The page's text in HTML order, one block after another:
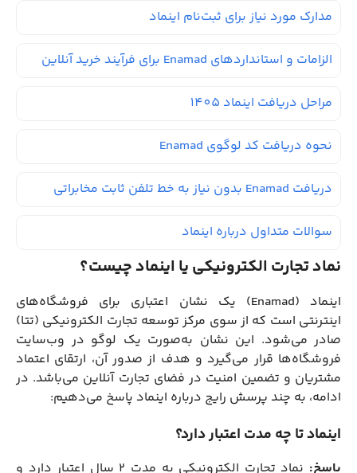
مدارک مورد نیاز برای ثبت‌نام اینماد
الزامات و استانداردهای Enamad برای فرآیند خرید آنلاین
مراحل دریافت اینماد 1405
نحوه دریافت کد لوگوی Enamad
دریافت Enamad بدون نیاز به خط تلفن ثابت مخابراتی
سوالات متداول درباره اینماد
نماد تجارت الکترونیکی یا اینماد چیست؟
اینماد (Enamad) یک نشان اعتباری برای فروشگاه‌های
اینترنتی است که از سوی مرکز توسعه تجارت الکترونیکی (تتا)
صادر می‌شود. این نشان به‌صورت یک لوگو در وب‌سایت
فروشگاه‌ها قرار می‌گیرد و هدف از صدور آن، ارتقای اعتماد
مشتریان و تضمین امنیت در فضای تجارت آنلاین می‌باشد. در
ادامه، به چند پرسش رایج درباره اینماد پاسخ می‌دهیم:
اینماد تا چه مدت اعتبار دارد؟
پاسخ:
نماد تجارت الکترونیکی به مدت ۲ سال اعتبار دارد و